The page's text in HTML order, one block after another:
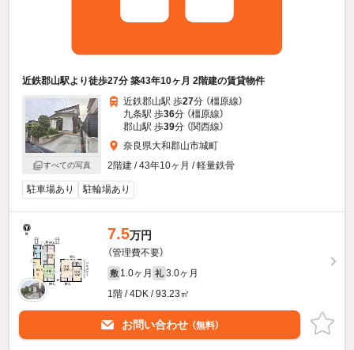
近鉄郡山駅より徒歩27分 築43年10ヶ月 2階建の賃貸物件
すべての写真
近鉄郡山駅 歩27分 （橿原線）
九条駅 歩36分 （橿原線）
郡山駅 歩39分 （関西線）
奈良県大和郡山市城町
2階建 / 43年10ヶ月 / 軽量鉄骨
駐車場あり 駐輪場あり
7.5万円
（管理費不要）
敷 1.0ヶ月 礼 3.0ヶ月
1階 / 4DK / 93.23㎡
お問い合わせ （無料）